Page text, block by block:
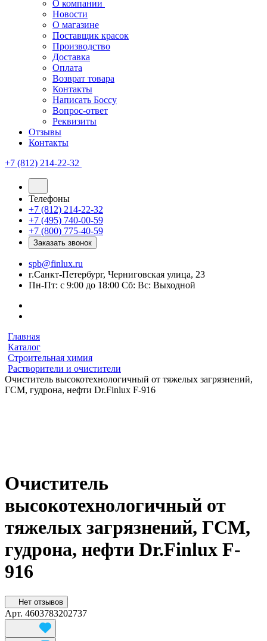
О компании
Новости
О магазине
Поставщик красок
Производство
Доставка
Оплата
Возврат товара
Контакты
Написать Боссу
Вопрос-ответ
Реквизиты
Отзывы
Контакты
+7 (812) 214-22-32
Телефоны
+7 (812) 214-22-32
+7 (495) 740-00-59
+7 (800) 775-40-59
Заказать звонок
spb@finlux.ru
г.Санкт-Петербург, Черниговская улица, 23
Пн-Пт: с 9:00 до 18:00 Сб: Вс: Выходной
Главная
Каталог
Строительная химия
Растворители и очистители
Очиститель высокотехнологичный от тяжелых загрязнений,
ГСМ, гудрона, нефти Dr.Finlux F-916
Очиститель
высокотехнологичный от
тяжелых загрязнений, ГСМ,
гудрона, нефти Dr.Finlux F-
916
Нет отзывов
Арт. 4603783202737